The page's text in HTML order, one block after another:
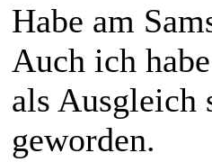
Habe am
Auch ich
als Ausgleich
geworden.